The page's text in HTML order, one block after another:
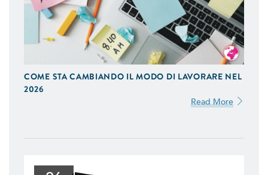
COME STA CAMBIANDO IL MODO DI LAVORARE NEL
2026
Read More